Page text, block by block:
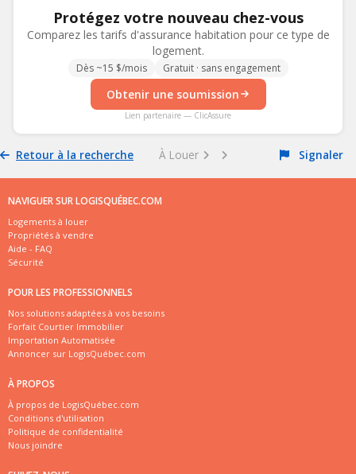
Protégez votre nouveau chez-vous
Comparez les tarifs d'assurance habitation pour ce type de
logement.
Dès ~15 $/mois Gratuit · sans engagement
Obtenir une soumission
Lien partenaire — ClicAssure
Retour à la recherche À Louer Signaler
NAVIGUER SUR LOGISQUÉBEC.COM
Logements à louer
Propriétés à vendre
Aide - FAQ
Sécurité
POUR LES PROFESSIONNELS
Nos solutions adaptées à vos besoins
Forfait Courtier Immobilier
Importation Automatisée
Annoncer sur LogisQuébec.com
À PROPOS
À propos de LogisQuébec.com
Conditions d'utilisation
Politique de confidentialité
Nous joindre